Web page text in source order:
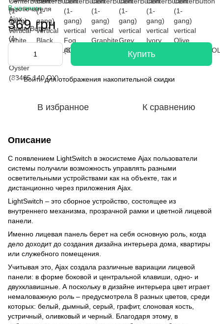
В наличии
369 грн
Купить
% Войтидля отображения накопительной скидки
В избранное К сравнению
Описание
С появлением LightSwitch в экосистеме Ajax пользователи
системы получили возможность управлять разными
осветительными устройствами как на объекте, так и
дистанционно через приложения Ajax.
LightSwitch – это сборное устройство, состоящее из
внутреннего механизма, прозрачной рамки и цветной лицевой
панели.
Именно лицевая панель берет на себя основную роль, когда
дело доходит до создания дизайна интерьера дома, квартиры
или служебного помещения.
Учитывая это, Ajax создала различные вариации лицевой
панели: в форме боковой и центральной клавиши, одно- и
двухклавишные. А поскольку в дизайне интерьера цвет играет
немаловажную роль – предусмотрела 8 разных цветов, среди
которых: белый, дымный, серый, графит, слоновая кость,
устричный, оливковый и черный. Благодаря этому, в